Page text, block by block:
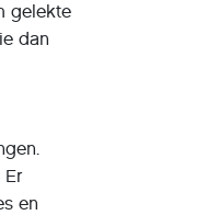
gelekte
dan
Er
en